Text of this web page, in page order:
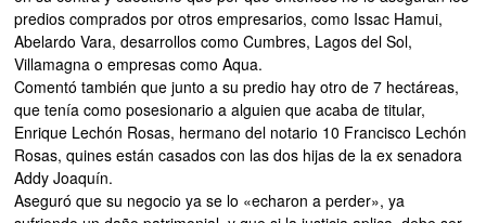
predios comprados por otros empresarios, como Issac Hamui,
Abelardo Vara, desarrollos como Cumbres, Lagos del Sol,
Villamagna o empresas como Aqua.
Comentó también que junto a su predio hay otro de 7 hectáreas,
que tenía como posesionario a alguien que acaba de titular,
Enrique Lechón Rosas, hermano del notario 10 Francisco Lechón
Rosas, quines están casados con las dos hijas de la ex senadora
Addy Joaquín.
Aseguró que su negocio ya se lo «echaron a perder», ya